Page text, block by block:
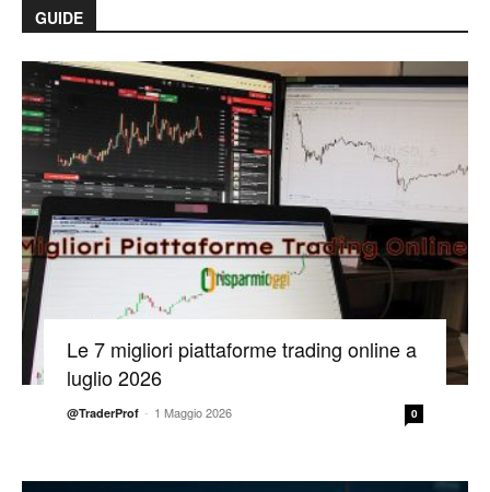
GUIDE
Le 7 migliori piattaforme trading online a
luglio 2026
@TraderProf - 1 Maggio 2026 0